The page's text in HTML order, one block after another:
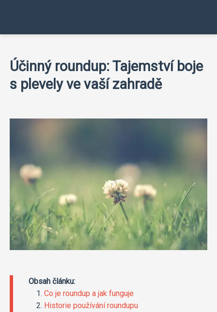
Účinný roundup: Tajemství boje
s plevely ve vaší zahradě
Obsah článku:
Co je roundup a jak funguje
Historie používání roundupu